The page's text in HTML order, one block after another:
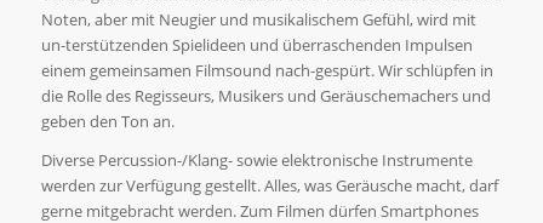
Noten, aber mit Neugier und musikalischem Gefühl, wird mit
un-terstützenden Spielideen und überraschenden Impulsen
einem gemeinsamen Filmsound nach-gespürt. Wir schlüpfen in
die Rolle des Regisseurs, Musikers und Geräuschemachers und
geben den Ton an.
Diverse Percussion-/Klang- sowie elektronische Instrumente
werden zur Verfügung gestellt. Alles, was Geräusche macht, darf
gerne mitgebracht werden. Zum Filmen dürfen Smartphones